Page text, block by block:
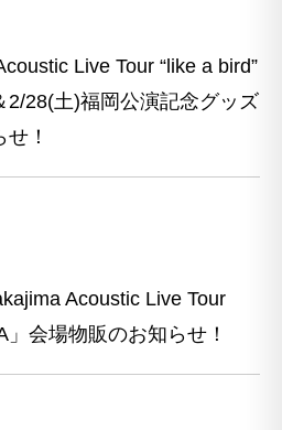
Live Tour “like a bird”
2/28(土)福岡公演記念グッズ
！
Acoustic Live Tour
会場物販のお知らせ！